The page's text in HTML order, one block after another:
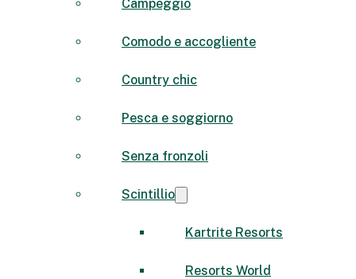
Campeggio
Comodo e accogliente
Country chic
Pesca e soggiorno
Senza fronzoli
Scintillio
Kartrite Resorts
Resorts World